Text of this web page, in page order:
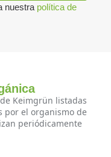
nuestra política de
Keimgrün listadas
por el organismo de
periódicamente